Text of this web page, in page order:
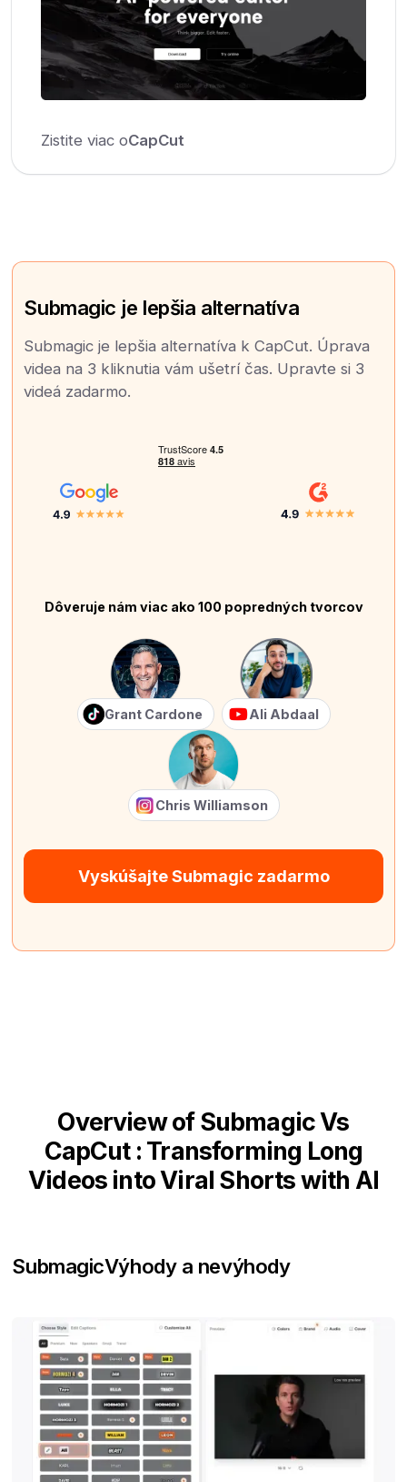
Zistite viac oCapCut
Submagic je lepšia alternatíva
Submagic je lepšia alternatíva k CapCut. Úprava
videa na 3 kliknutia vám ušetrí čas. Upravte si 3
videá zadarmo.
Dôveruje nám viac ako 100 popredných tvorcov
Grant Cardone Ali Abdaal
Chris Williamson
Vyskúšajte Submagic zadarmo
Overview of Submagic Vs
CapCut : Transforming Long
Videos into Viral Shorts with AI
SubmagicVýhody a nevýhody